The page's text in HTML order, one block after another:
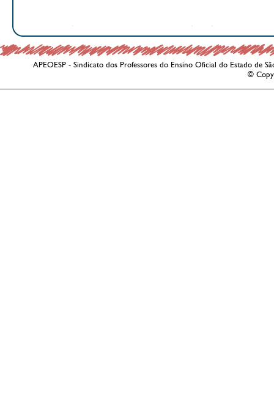
APEOESP - Sindicato dos Professores do Ensino Oficial do Estado de
©